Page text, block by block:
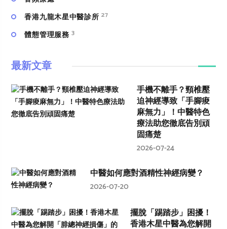
香港九龍木星中醫診所 27
體態管理服務 3
最新文章
手機不離手？頸椎壓
迫神經導致「手腳痠
麻無力」！中醫特色
療法助您徹底告別頑
固痛楚
2026-07-24
中醫如何應對酒精性神經病變？
2026-07-20
擺脫「踢踏步」困擾！
香港木星中醫為您解開